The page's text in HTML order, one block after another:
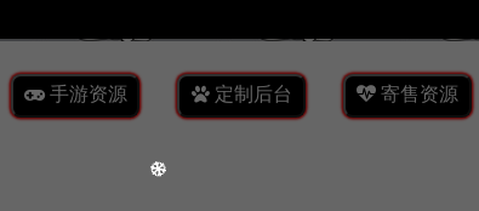
手游资源 定制后台 寄售资源